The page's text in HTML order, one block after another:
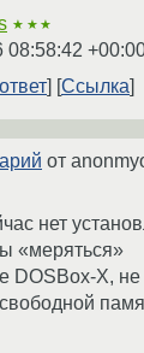
★★★
08:58:42
Ссылка
от
нет
«меряться»
DOSBox-X,
свободной